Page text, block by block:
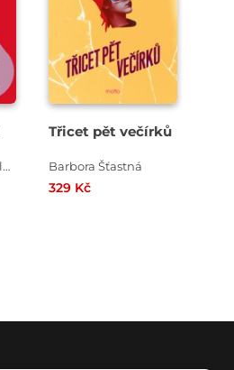
Jana Jašová , ing. Klára Mandausová , Jana Poncarová , Scarlett Wilková , Petra Klabouchová , Miriam Blahová , Michaela Klevisová , Zdenka Hamerová , Barbora Šťastná , Lucie Šilhová
Třicet pět večírků
Barbora Šťastná
329 Kč